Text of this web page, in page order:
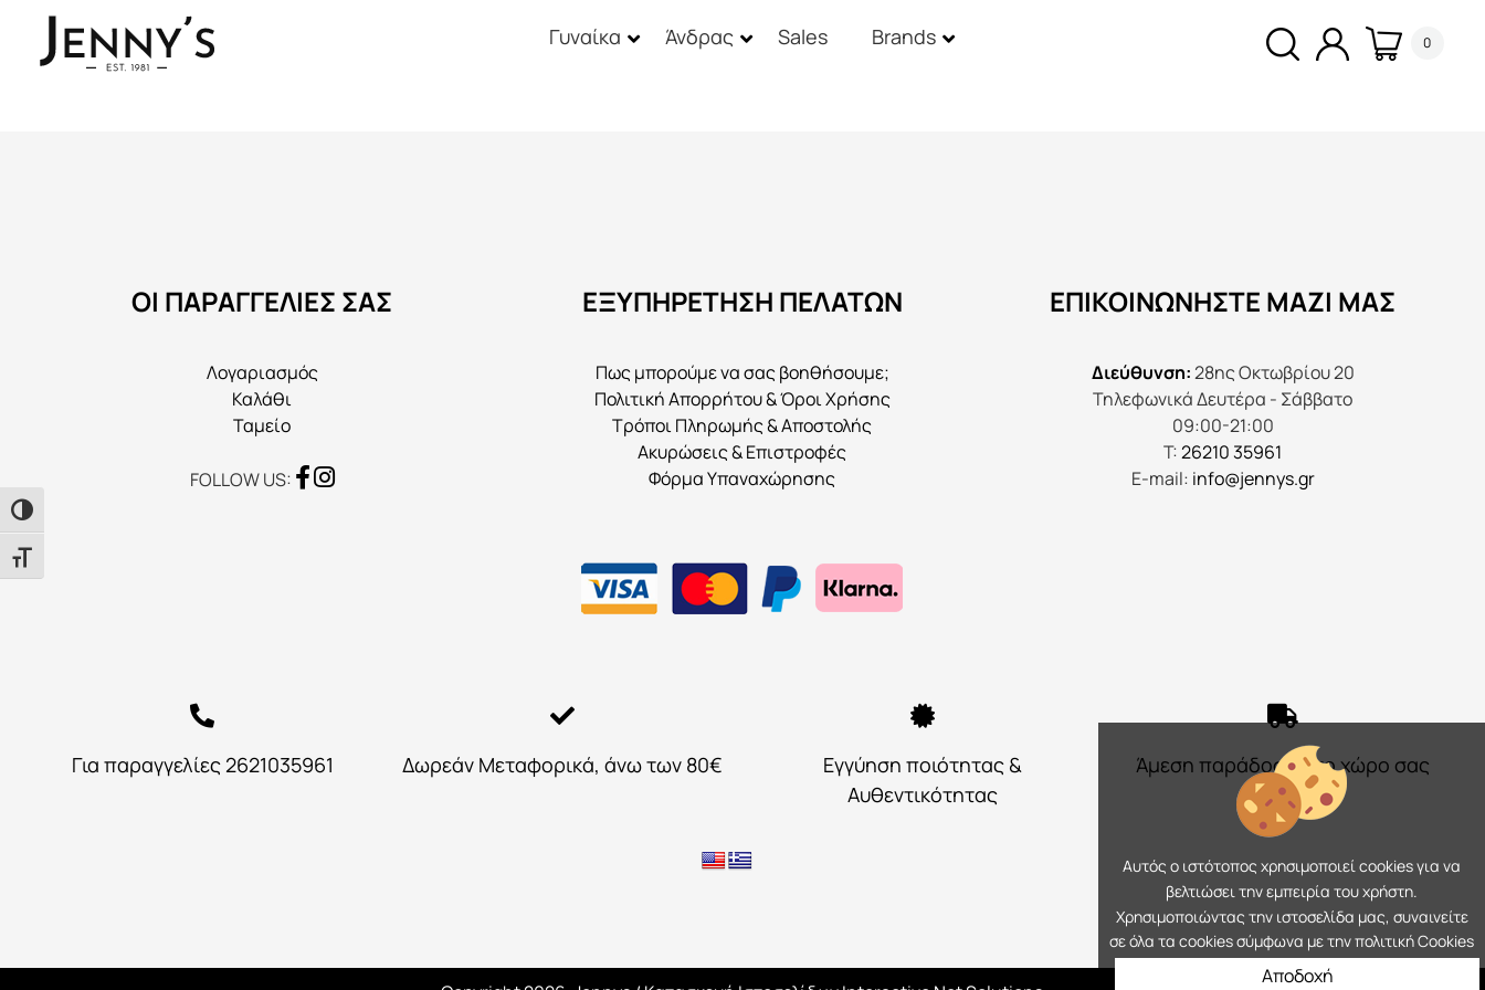
Εναλλαγή Υψηλής Αντίθεσης
Εναλλαγή Μεγέθους Γραμμάτων
Γυναίκα Άνδρας Sales Brands 0
ΟΙ ΠΑΡΑΓΓΕΛΙΕΣ ΣΑΣ
Λογαριασμός
Καλάθι
Ταμείο
FOLLOW US:
ΕΞΥΠΗΡΕΤΗΣΗ ΠΕΛΑΤΩΝ
Πως μπορούμε να σας βοηθήσουμε;
Πολιτική Απορρήτου & Όροι Χρήσης
Τρόποι Πληρωμής & Αποστολής
Ακυρώσεις & Επιστροφές
Φόρμα Υπαναχώρησης
ΕΠΙΚΟΙΝΩΝΉΣΤΕ ΜΑΖΊ ΜΑΣ
Διεύθυνση:28ης Οκτωβρίου 20
Τηλεφωνικά Δευτέρα - Σάββατο
09:00-21:00
Τ:26210 35961
E-mail: info@jennys.gr
Για παραγγελίες 2621035961 Δωρεάν Μεταφορικά, άνω των 80€
Εγγύηση ποιότητας &
Αυθεντικότητας
Άμεση παράδοση στο χώρο σας
Αυτός ο ιστότοπος χρησιμοποιεί cookies για να
βελτιώσει την εμπειρία του χρήστη.
Χρησιμοποιώντας την ιστοσελίδα μας, συναινείτε
σε όλα τα cookies σύμφωνα με την πολιτική Cookies
Αποδοχή